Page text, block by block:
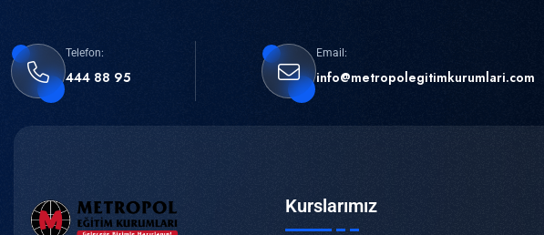
Telefon:
444 88 95
Email:
info@metropolegitimkurumlari.com
Kurslarımız